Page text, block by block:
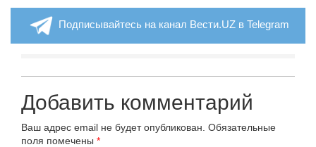
Подписывайтесь на канал Вести.UZ в Telegram
Добавить комментарий
Ваш адрес email не будет опубликован. Обязательные
поля помечены *